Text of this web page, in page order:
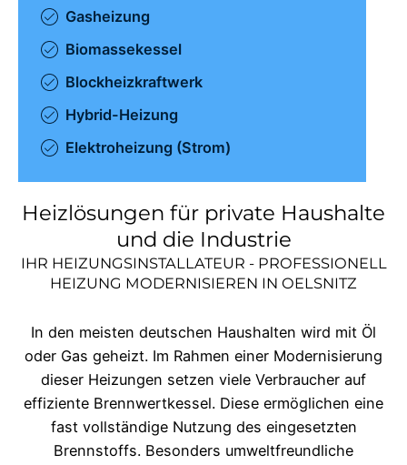
Gasheizung
Biomassekessel
Blockheizkraftwerk
Hybrid-Heizung
Elektroheizung (Strom)
Heizlösungen für private Haushalte
und die Industrie
IHR HEIZUNGSINSTALLATEUR - PROFESSIONELL
HEIZUNG MODERNISIEREN IN OELSNITZ
In den meisten deutschen Haushalten wird mit Öl
oder Gas geheizt. Im Rahmen einer Modernisierung
dieser Heizungen setzen viele Verbraucher auf
effiziente Brennwertkessel. Diese ermöglichen eine
fast vollständige Nutzung des eingesetzten
Brennstoffs. Besonders umweltfreundliche